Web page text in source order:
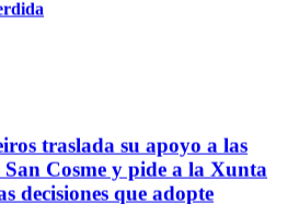
traslada su apoyo a las
Cosme y pide a la Xunta
decisiones que adopte